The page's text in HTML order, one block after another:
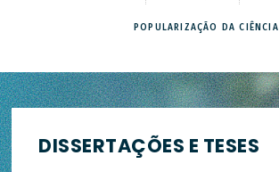
POPULARIZAÇÃO DA CIÊNCIA
DISSERTAÇÕES E TESES